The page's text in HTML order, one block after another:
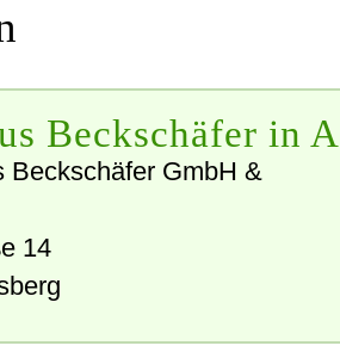
Beckschäfer in
Beckschäfer GmbH &
14